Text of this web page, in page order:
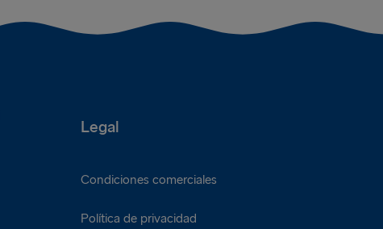
Legal
Condiciones comerciales
Política de privacidad